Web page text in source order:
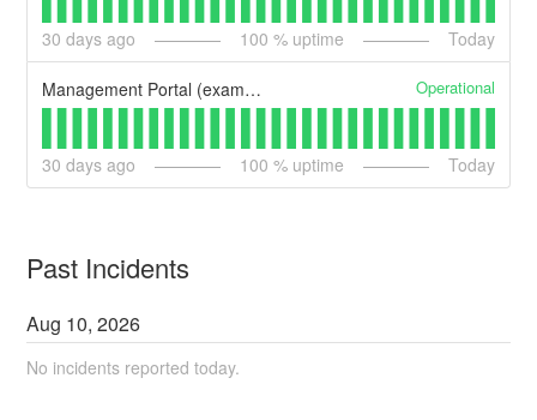
30 days ago 100 % uptime Today
Management Portal (example) Operational
30 days ago 100 % uptime Today
Past Incidents
Aug 10,2026
No incidents reported today.